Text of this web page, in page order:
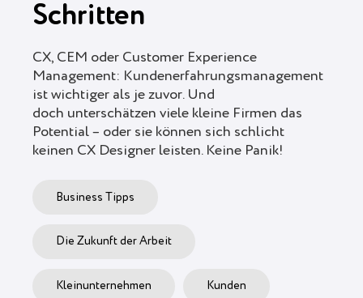
Schritten
CX, CEM oder Customer Experience
Management: Kundenerfahrungsmanagement
ist wichtiger als je zuvor. Und
doch unterschätzen viele kleine Firmen das
Potential – oder sie können sich schlicht
keinen CX Designer leisten. Keine Panik!
Business Tipps
Die Zukunft der Arbeit
Kleinunternehmen Kunden